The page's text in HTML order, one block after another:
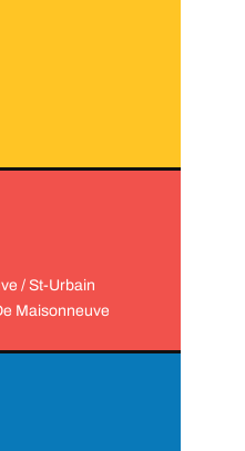
/ St-Urbain
Maisonneuve